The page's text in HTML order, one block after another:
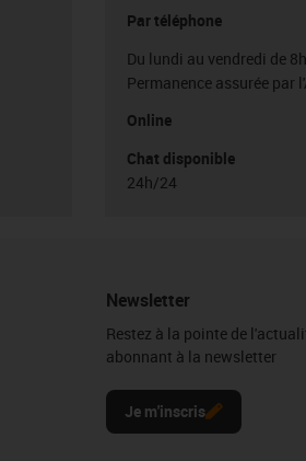
Par téléphone
Du lundi au vendredi de
Permanence assurée par
Online
Chat disponible
24h/24
Newsletter
Restez à la pointe de
abonnant à la newsletter
Je m'inscris